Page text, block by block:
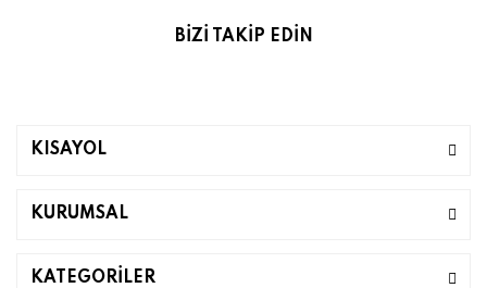
BİZİ TAKİP EDİN
KISAYOL
KURUMSAL
KATEGORİLER